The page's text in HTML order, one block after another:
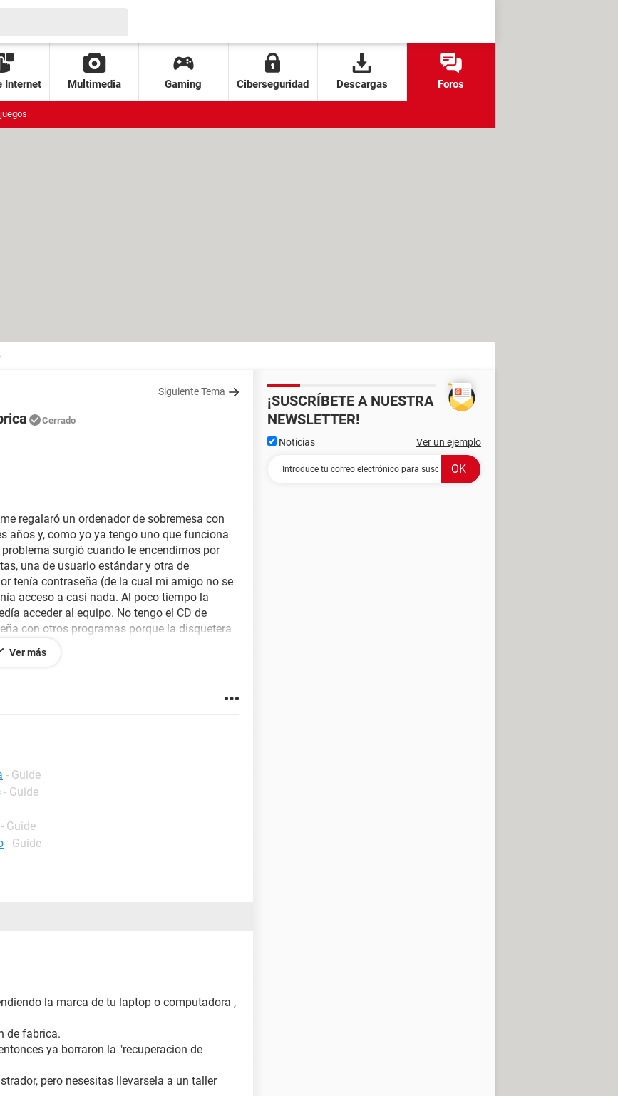
Internet Multimedia Gaming Ciberseguridad Descargas Foros
Siguiente Tema
Cerrado
regalaró un ordenador de sobremesa con
años y, como yo ya tengo uno que funciona
surgió cuando le encendimos por
una de usuario estándar y otra de
tenía contraseña (de la cual mi amigo no se
acceso a casi nada. Al poco tiempo la
acceder al equipo. No tengo el CD de
con otros programas porque la disquetera
hay una opción parecida para Windows
Ver más
- Guide
- Guide
- Guide
- Guide
la marca de tu laptop o computadora ,
de fabrica.
ya borraron la "recuperacion de
pero nesesitas llevarsela a un taller
¡SUSCRÍBETE A NUESTRA
NEWSLETTER!
Noticias Ver un ejemplo